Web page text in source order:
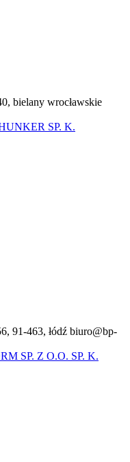
bielany wrocławskie
SP. K.
91-463, łódź biuro@bp-
SP. Z O.O. SP. K.